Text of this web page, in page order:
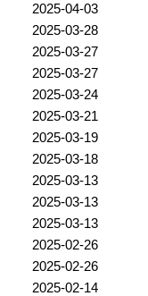
2025-04-03
2025-03-28
2025-03-27
2025-03-27
2025-03-24
2025-03-21
2025-03-19
2025-03-18
2025-03-13
2025-03-13
2025-03-13
2025-02-26
2025-02-26
2025-02-14